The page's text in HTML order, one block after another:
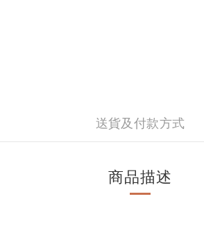
送貨及付款方式
商品描述